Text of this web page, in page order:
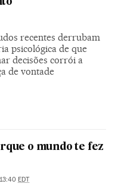
recentes derrubam
psicológica de que
decisões corrói a
de vontade
o mundo te fez
EDT